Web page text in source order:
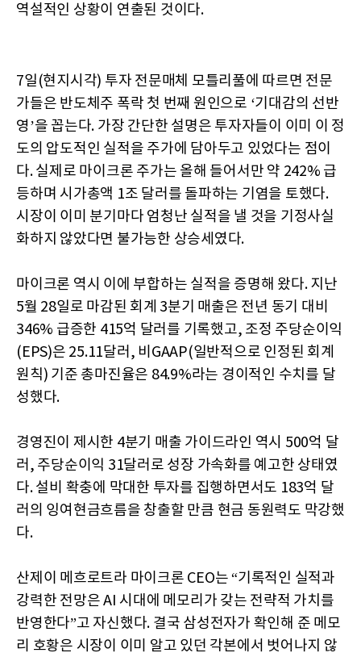
역설적인 상황이 연출된 것이다.
7일(현지시각) 투자 전문매체 모틀리풀에 따르면 전문
가들은 반도체주 폭락 첫 번째 원인으로 ‘기대감의 선반
영’을 꼽는다. 가장 간단한 설명은 투자자들이 이미 이 정
도의 압도적인 실적을 주가에 담아두고 있었다는 점이
다. 실제로 마이크론 주가는 올해 들어서만 약 242% 급
등하며 시가총액 1조 달러를 돌파하는 기염을 토했다.
시장이 이미 분기마다 엄청난 실적을 낼 것을 기정사실
화하지 않았다면 불가능한 상승세였다.
마이크론 역시 이에 부합하는 실적을 증명해 왔다. 지난
5월 28일로 마감된 회계 3분기 매출은 전년 동기 대비
346% 급증한 415억 달러를 기록했고, 조정 주당순이익
(EPS)은 25.11달러, 비GAAP(일반적으로 인정된 회계
원칙) 기준 총마진율은 84.9%라는 경이적인 수치를 달
성했다.
경영진이 제시한 4분기 매출 가이드라인 역시 500억 달
러, 주당순이익 31달러로 성장 가속화를 예고한 상태였
다. 설비 확충에 막대한 투자를 집행하면서도 183억 달
러의 잉여현금흐름을 창출할 만큼 현금 동원력도 막강했
다.
산제이 메흐로트라 마이크론 CEO는 “기록적인 실적과
강력한 전망은 AI 시대에 메모리가 갖는 전략적 가치를
반영한다”고 자신했다. 결국 삼성전자가 확인해 준 메모
리 호황은 시장이 이미 알고 있던 각본에서 벗어나지 않